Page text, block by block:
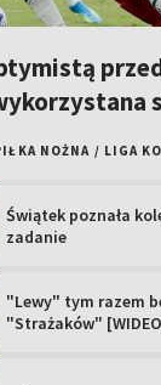
NOŻNA / LIGA
Świątek poznała
zadanie
"Lewy" tym razem
"Strażaków"